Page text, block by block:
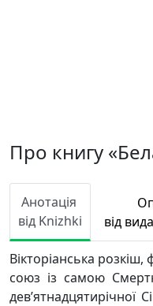
Про книгу
Анотація
від Knizhki
від
Вікторіанська
союз із самою
дев’ятнадцятирічної